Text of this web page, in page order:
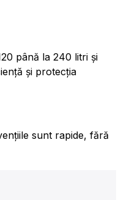
până la 240 litri și
și protecția
sunt rapide, fără